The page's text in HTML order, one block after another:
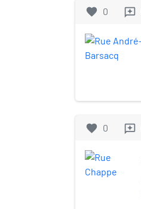
favorite 0 reviews
favorite 0 reviews